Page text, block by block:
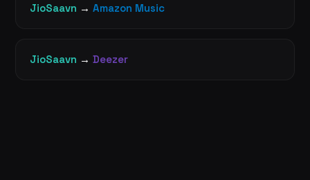
JioSaavn → Amazon Music
JioSaavn → Deezer